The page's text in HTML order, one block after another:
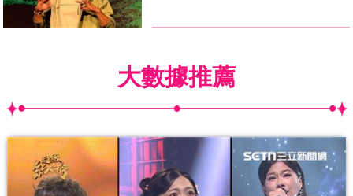
大數據推薦